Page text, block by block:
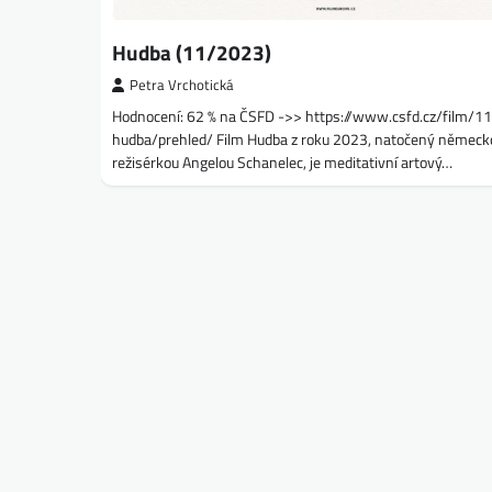
Hudba (11/2023)
Petra Vrchotická
Hodnocení: 62 % na ČSFD ->> https://www.csfd.cz/film/
hudba/prehled/ Film Hudba z roku 2023, natočený
režisérkou Angelou Schanelec, je meditativní artový…